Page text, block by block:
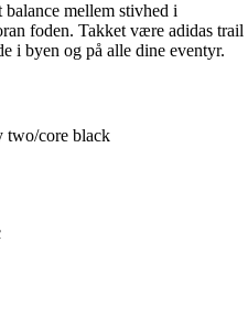
mellem stivhed i
foden. Takket være adidas trail
i byen og på alle dine eventyr.
two/core black